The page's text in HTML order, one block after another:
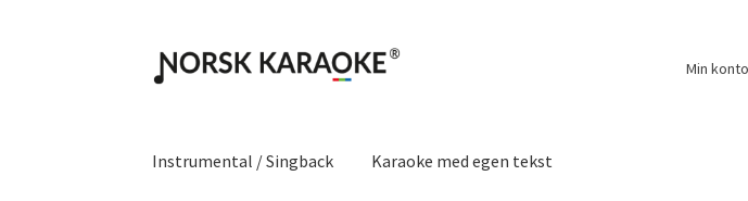
Hopp
til
Hopp
til
Min konto
Instrumental / Singback Karaoke med egen tekst